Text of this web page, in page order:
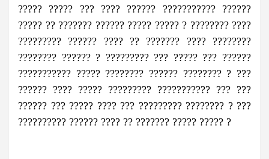
????? ????? ??? ???? ?????? ??????????? ??????
????? ?? ??????? ?????? ????? ????? ? ???????? ????
????????? ?????? ???? ?? ??????? ???? ????????
???????? ?????? ? ????????? ??? ????? ??? ??????
??????????? ????? ???????? ?????? ???????? ? ???
?????? ???? ????? ????????? ??????????? ??? ???
?????? ??? ????? ???? ??? ????????? ???????? ? ???
?????????? ?????? ???? ?? ??????? ????? ????? ?